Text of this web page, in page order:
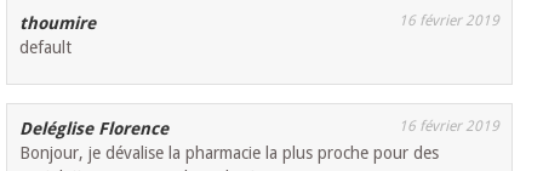
thoumire 16 février 2019
default
Deléglise Florence 16 février 2019
Bonjour, je dévalise la pharmacie la plus proche pour des